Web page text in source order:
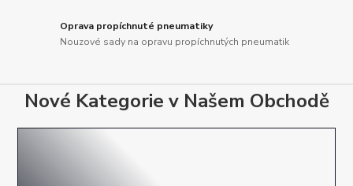
Oprava propíchnuté pneumatiky
Nouzové sady na opravu propíchnutých pneumatik
Nové Kategorie v Našem Obchodě